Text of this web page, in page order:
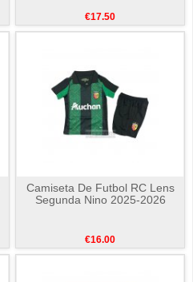
€17.50
Camiseta De Futbol RC Lens
Segunda Nino 2025-2026
€16.00